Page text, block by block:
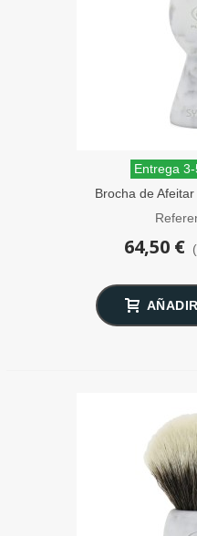
Entrega
Brocha de
64,50 €